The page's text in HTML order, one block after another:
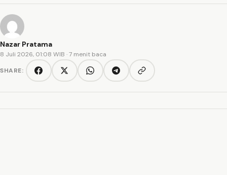
Nazar Pratama
8 Juli 2026, 01:08 WIB · 7 menit baca
SHARE:
FacebookTwitter/XWhatsAppTelegramCopy link